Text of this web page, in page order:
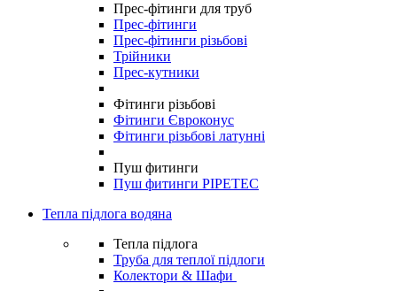
Прес-фітинги для труб
Прес-фітинги
Прес-фітинги різьбові
Трійники
Прес-кутники
Фітинги різьбові
Фітинги Євроконус
Фітинги різьбові латунні
Пуш фитинги
Пуш фитинги PIPETEC
Тепла підлога водяна
Тепла підлога
Труба для теплої підлоги
Колектори & Шафи